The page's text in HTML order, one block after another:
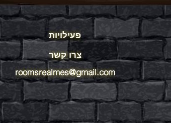
פעילויות
roomsrealmes@gmail.com
צרו קשר